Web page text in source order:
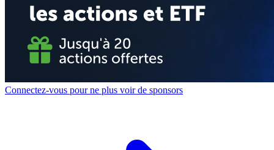
Connectez-vous pour ne plus voir de sponsors